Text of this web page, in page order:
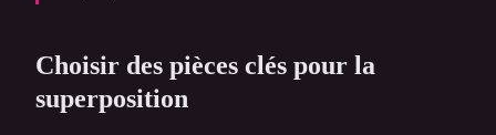
Choisir des pièces clés pour la
superposition